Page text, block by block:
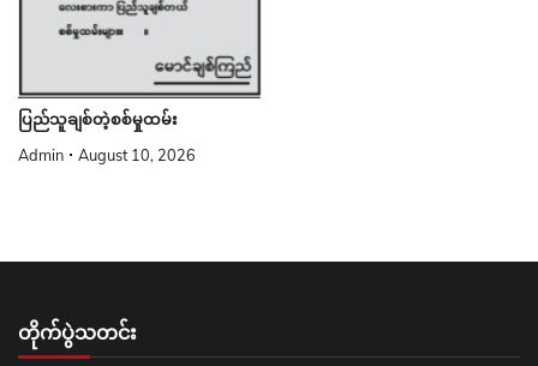
ပြည်သူချစ်တဲ့စစ်မှုထမ်း
Admin August 10, 2026
တိုက်ပွဲသတင်း